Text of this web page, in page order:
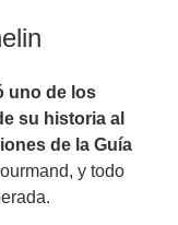
uno de los
su historia al
de la Guía
y todo